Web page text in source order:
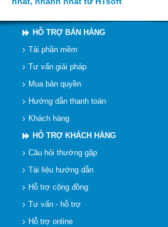
HỖ TRỢ BÁN HÀNG
Tải phần mềm
Tư vấn giải pháp
Mua bản quyền
Hướng dẫn thanh toán
Khách hàng
HỖ TRỢ KHÁCH HÀNG
Câu hỏi thường gặp
Tài liệu hướng dẫn
Hỗ trợ cộng đồng
Tư vấn - hỗ trợ
Hỗ trợ online